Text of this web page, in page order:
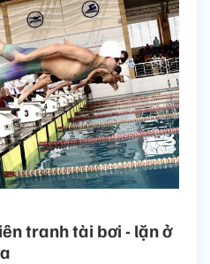
tranh tài bơi - lặn ở